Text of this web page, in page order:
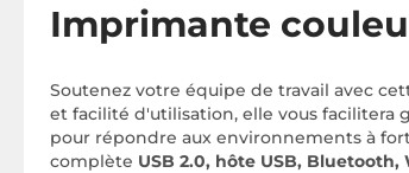
Imprimante
Soutenez votre équipe de travail avec
et facilité d'utilisation, elle vous facilitera
pour répondre aux environnements à
complète USB 2.0, hôte USB,